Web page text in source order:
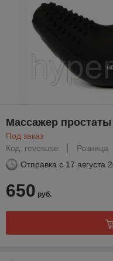
Массажер
Под заказ
Код: revosuse
Розница
Отправка с 17 августа
650 руб.